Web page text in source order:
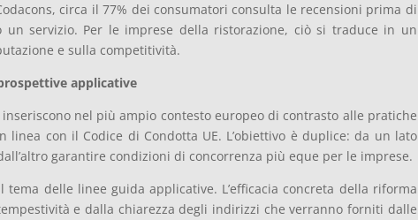
circa il 77% dei consumatori consulta le recensioni prima di
un servizio. Per le imprese della ristorazione, ciò si traduce in un
e sulla competitività.
applicative
nel più ampio contesto europeo di contrasto alle pratiche
linea con il Codice di Condotta UE. L’obiettivo è duplice: da un lato
garantire condizioni di concorrenza più eque per le imprese.
tema delle linee guida applicative. L’efficacia concreta della riforma
e dalla chiarezza degli indirizzi che verranno forniti dalle